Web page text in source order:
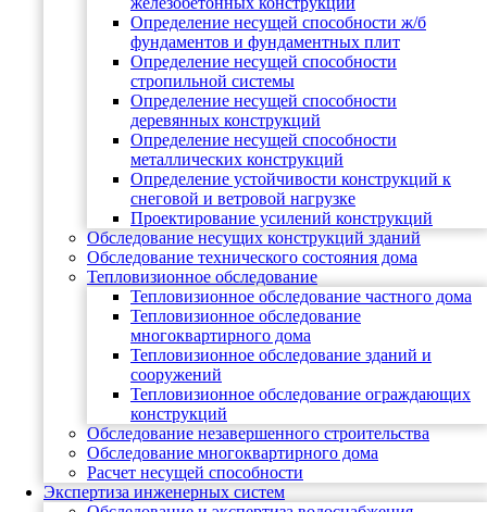
Определение несущей способности ж/б
фундаментов и фундаментных плит
Определение несущей способности
стропильной системы
Определение несущей способности
деревянных конструкций
Определение несущей способности
металлических конструкций
Определение устойчивости конструкций к
снеговой и ветровой нагрузке
Проектирование усилений конструкций
Обследование несущих конструкций зданий
Обследование технического состояния дома
Тепловизионное обследование
Тепловизионное обследование частного дома
Тепловизионное обследование
многоквартирного дома
Тепловизионное обследование зданий и
сооружений
Тепловизионное обследование ограждающих
конструкций
Обследование незавершенного строительства
Обследование многоквартирного дома
Расчет несущей способности
Экспертиза инженерных систем